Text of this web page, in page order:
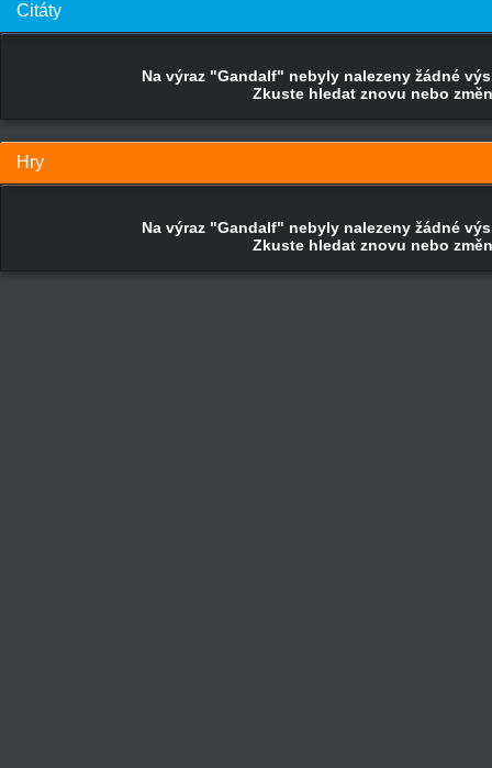
Citáty
Na výraz "Gandalf" nebyly nalezeny žádné
Zkuste hledat znovu nebo
Hry
Na výraz "Gandalf" nebyly nalezeny žádné
Zkuste hledat znovu nebo